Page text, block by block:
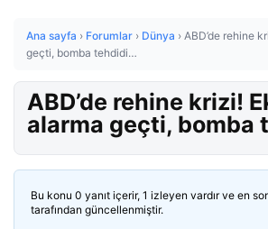
Ana sayfa › Forumlar › Dünya › ABD’de rehine
geçti, bomba tehdidi…
ABD’de rehine krizi!
alarma geçti, bomba
Bu konu 0 yanıt içerir, 1 izleyen vardır ve en
tarafından güncellenmiştir.